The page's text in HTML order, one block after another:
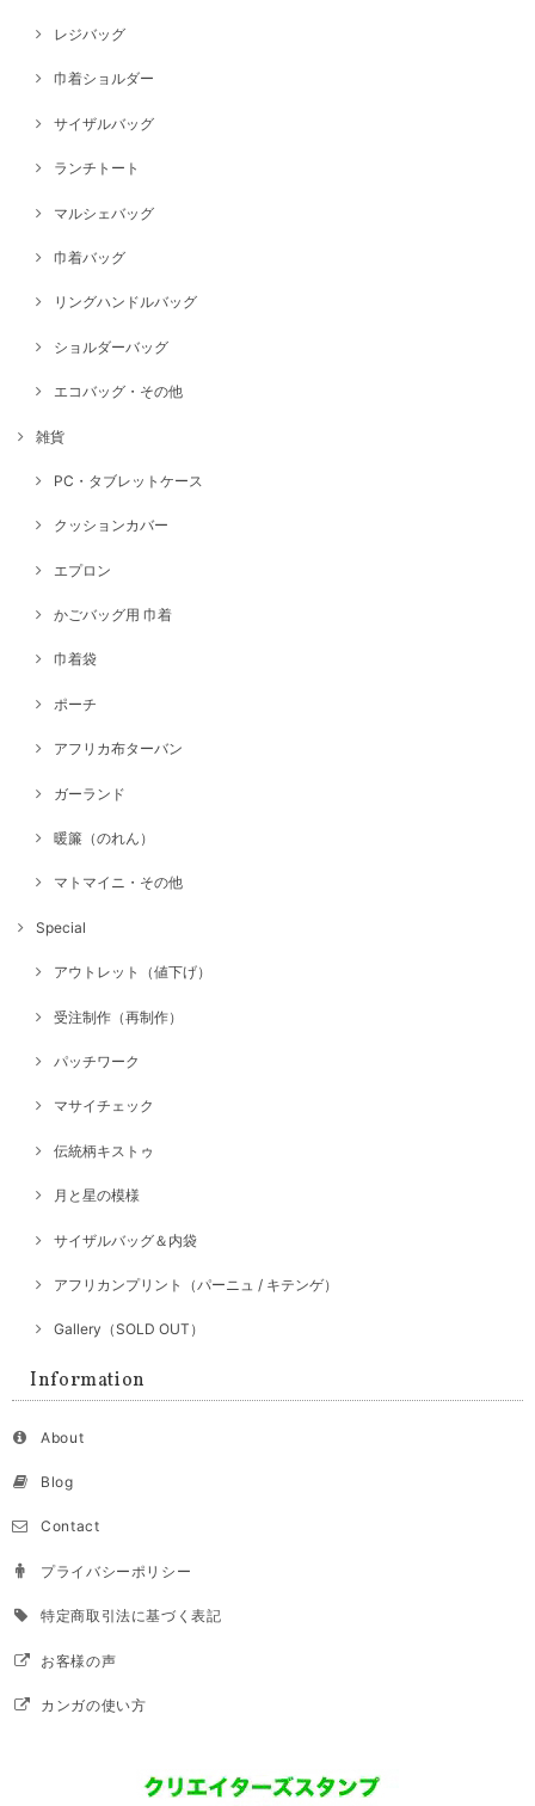
レジバッグ
巾着ショルダー
サイザルバッグ
ランチトート
マルシェバッグ
巾着バッグ
リングハンドルバッグ
ショルダーバッグ
エコバッグ・その他
雑貨
PC・タブレットケース
クッションカバー
エプロン
かごバッグ用 巾着
巾着袋
ポーチ
アフリカ布ターバン
ガーランド
暖簾（のれん）
マトマイニ・その他
Special
アウトレット（値下げ）
受注制作（再制作）
パッチワーク
マサイチェック
伝統柄キストゥ
月と星の模様
サイザルバッグ＆内袋
アフリカンプリント（パーニュ / キテンゲ）
Gallery（SOLD OUT）
Information
About
Blog
Contact
プライバシーポリシー
特定商取引法に基づく表記
お客様の声
カンガの使い方